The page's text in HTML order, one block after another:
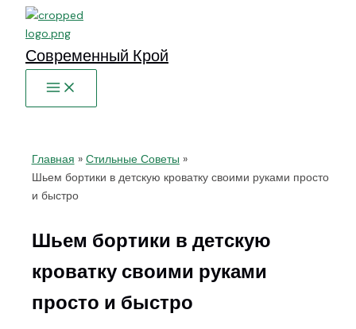
Перейти
содержимому
Современный Крой
Главная
Стильные Советы
Шьем бортики в детскую кроватку своими руками просто
и быстро
Шьем бортики в детскую
кроватку своими руками
просто и быстро